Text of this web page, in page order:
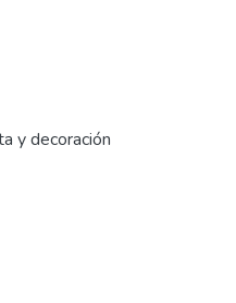
y decoración